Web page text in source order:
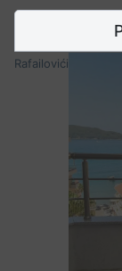
Rafailovići